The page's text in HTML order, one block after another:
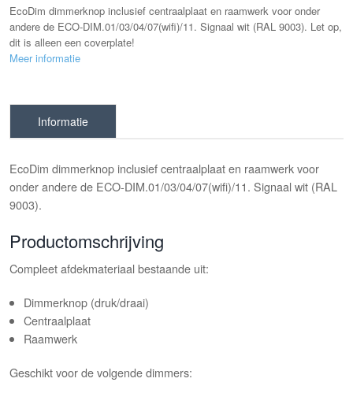
EcoDim dimmerknop inclusief centraalplaat en raamwerk voor onder
andere de ECO-DIM.01/03/04/07(wifi)/11. Signaal wit (RAL 9003). Let op,
dit is alleen een coverplate!
Meer informatie
Informatie
EcoDim dimmerknop inclusief centraalplaat en raamwerk voor
onder andere de ECO-DIM.01/03/04/07(wifi)/11. Signaal wit (RAL
9003).
Productomschrijving
Compleet afdekmateriaal bestaande uit:
Dimmerknop (druk/draai)
Centraalplaat
Raamwerk
Geschikt voor de volgende dimmers: